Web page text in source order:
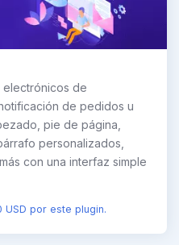
de
de pedidos u
pie de página,
personalizados,
con una interfaz simple
USD por este plugin.